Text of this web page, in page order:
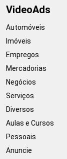
VideoAds
Automóveis
Imóveis
Empregos
Mercadorias
Negócios
Serviços
Diversos
Aulas e Cursos
Pessoais
Anuncie